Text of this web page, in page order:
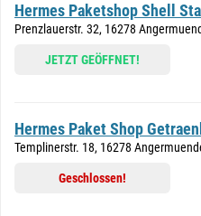
Hermes Paketshop Shell
Prenzlauerstr. 32, 16278
JETZT GEÖFFNET!
Hermes Paket Shop
Templinerstr. 18, 16278
Geschlossen!